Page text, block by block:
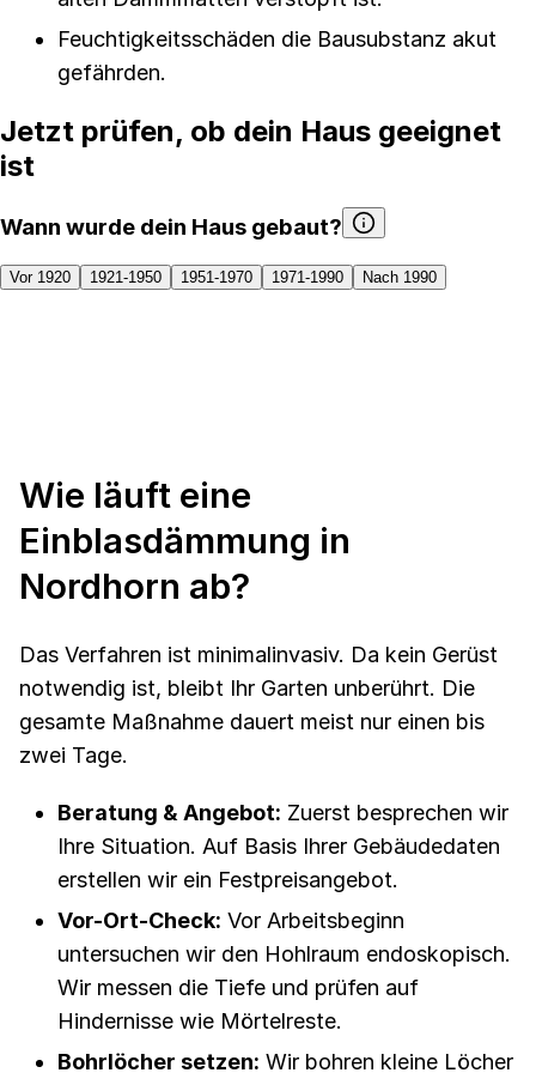
Feuchtigkeitsschäden die Bausubstanz akut
gefährden.
Jetzt prüfen, ob dein Haus geeignet
ist
Wann wurde dein Haus gebaut?
Vor 1920 1921-1950 1951-1970 1971-1990 Nach 1990
Wie läuft eine
Einblasdämmung in
Nordhorn ab?
Das Verfahren ist minimalinvasiv. Da kein Gerüst
notwendig ist, bleibt Ihr Garten unberührt. Die
gesamte Maßnahme dauert meist nur einen bis
zwei Tage.
Beratung & Angebot: Zuerst besprechen wir
Ihre Situation. Auf Basis Ihrer Gebäudedaten
erstellen wir ein Festpreisangebot.
Vor-Ort-Check: Vor Arbeitsbeginn
untersuchen wir den Hohlraum endoskopisch.
Wir messen die Tiefe und prüfen auf
Hindernisse wie Mörtelreste.
Bohrlöcher setzen: Wir bohren kleine Löcher